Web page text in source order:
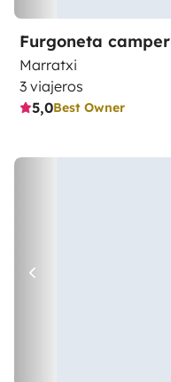
Furgoneta camper
Marratxi
3 viajeros
5,0Best Owner